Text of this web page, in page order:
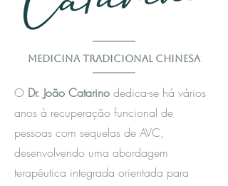
Medicina Tradicional Chinesa
O Dr. João Catarino dedica-se há vários
anos à recuperação funcional de
pessoas com sequelas de AVC,
desenvolvendo uma abordagem
terapêutica integrada orientada para